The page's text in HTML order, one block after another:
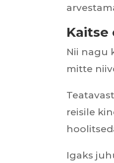
Kaitse
Nii nagu
mitte
reisile
Igaks